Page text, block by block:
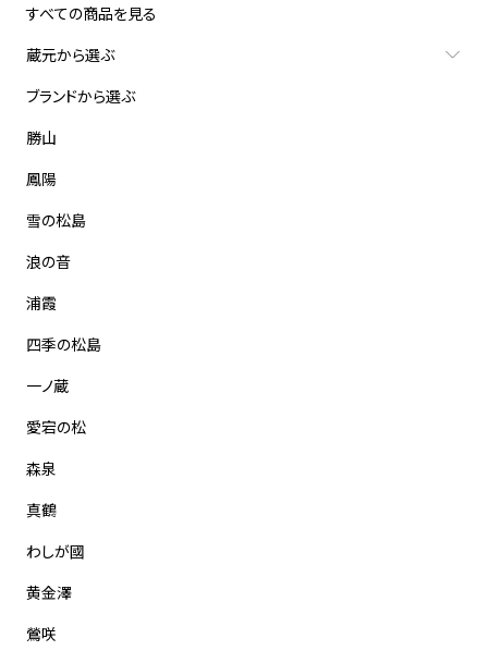
すべての商品を見る
蔵元から選ぶ
ブランドから選ぶ
勝山
鳳陽
雪の松島
浪の音
浦霞
四季の松島
一ノ蔵
愛宕の松
森泉
真鶴
わしが國
黄金澤
鶯咲